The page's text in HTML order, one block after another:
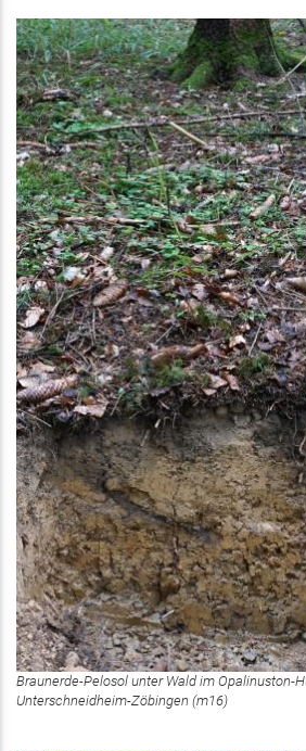
Braunerde-Pelosol unter Wald im Opalinuston-
Unterschneidheim-Zöbingen (m16)